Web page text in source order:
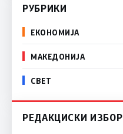
РУБРИКИ
ЕКОНОМИЈА
МАКЕДОНИЈА
СВЕТ
РЕДАКЦИСКИ ИЗБОР